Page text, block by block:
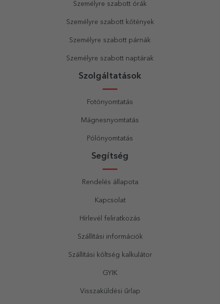
Személyre szabott órák
Személyre szabott kötények
Személyre szabott párnák
Személyre szabott naptárak
Szolgáltatások
Fotónyomtatás
Mágnesnyomtatás
Pólónyomtatás
Segítség
Rendelés állapota
Kapcsolat
Hírlevél feliratkozás
Szállítási információk
Szállítási költség kalkulátor
GYIK
Visszaküldési űrlap